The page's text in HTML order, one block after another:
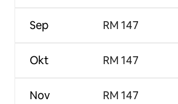
Sep
Okt
Nov
RM 147
RM 147
RM 147